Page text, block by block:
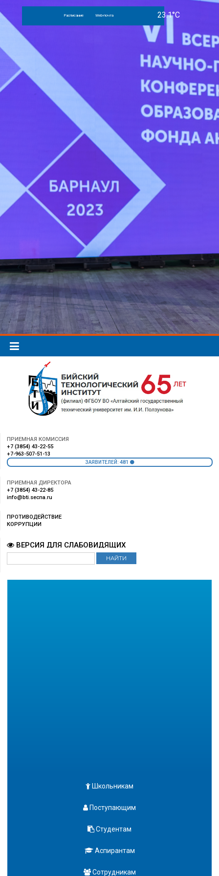
Расписание Web-почта
ПРИЕМНАЯ КОМИССИЯ
+7 (3854) 43-22-55
+7-963-507-51-13
ЗАЯВИТЕЛЕЙ: 481
ПРИЕМНАЯ ДИРЕКТОРА
+7 (3854) 43-22-85
info@bti.secna.ru
ПРОТИВОДЕЙСТВИЕ
КОРРУПЦИИ
ВЕРСИЯ ДЛЯ СЛАБОВИДЯЩИХ
Школьникам
Поступающим
Студентам
Аспирантам
Сотрудникам